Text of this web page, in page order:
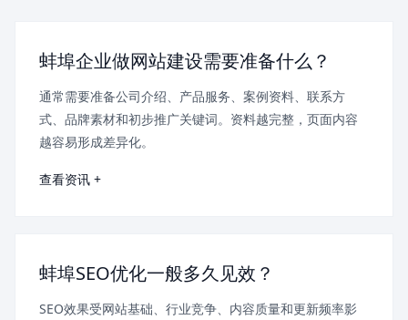
蚌埠企业做网站建设需要准备什么？
通常需要准备公司介绍、产品服务、案例资料、联系方
式、品牌素材和初步推广关键词。资料越完整，页面内容
越容易形成差异化。
查看资讯 +
蚌埠SEO优化一般多久见效？
SEO效果受网站基础、行业竞争、内容质量和更新频率影